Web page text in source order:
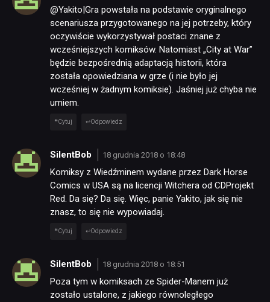
SKLEP
@Yakito|Gra powstała na podstawie oryginalnego
scenariusza przygotowanego na jej potrzeby, który
oczywiście wykorzystywał postaci znane z
wcześniejszych komiksów. Natomiast „City at War”
będzie bezpośrednią adaptacją historii, która
została opowiedziana w grze (i nie było jej
wcześniej w żadnym komiksie). Jaśniej już chyba nie
umiem.
Cytuj Odpowiedz
SilentBob 18 grudnia 2018 o 18:48
Komiksy z Wiedźminem wydane przez Dark Horse
Comics w USA są na licencji Witchera od CDProjekt
Red. Da się? Da się. Więc, panie Yakito, jak się nie
znasz, to się nie wypowiadaj.
Cytuj Odpowiedz
SilentBob 18 grudnia 2018 o 18:51
Poza tym w komiksach ze Spider-Manem już
zostało ustalone, z jakiego równoległego